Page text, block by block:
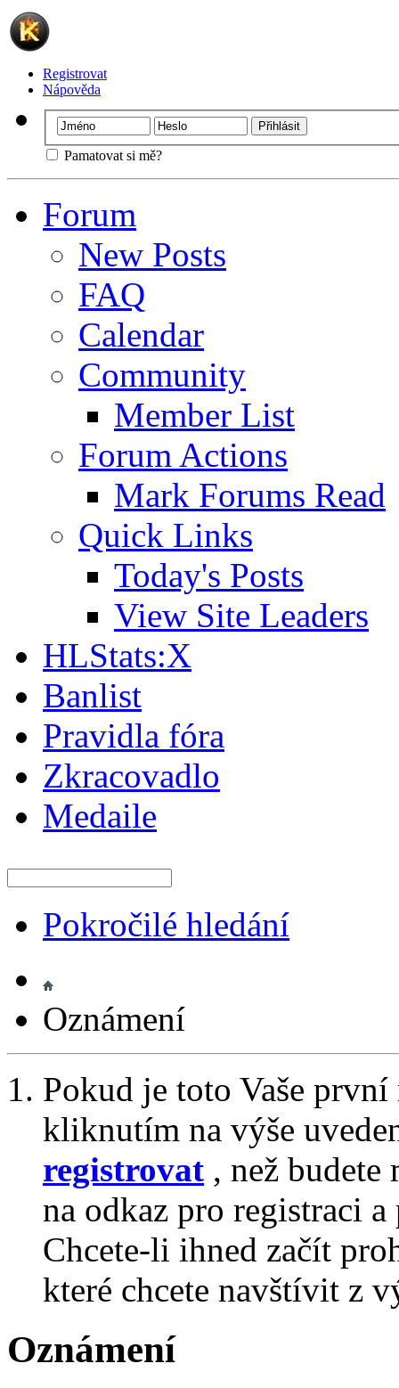
Registrovat
Nápověda
Pamatovat si mě?
Forum
New Posts
FAQ
Calendar
Community
Member List
Forum Actions
Mark Forums Read
Quick Links
Today's Posts
View Site Leaders
HLStats:X
Banlist
Pravidla fóra
Zkracovadlo
Medaile
Pokročilé hledání
Oznámení
Pokud je toto Vaše
kliknutím na výše
registrovat , než
na odkaz pro registraci
Chcete-li ihned začít
které chcete navštívit z
Oznámení